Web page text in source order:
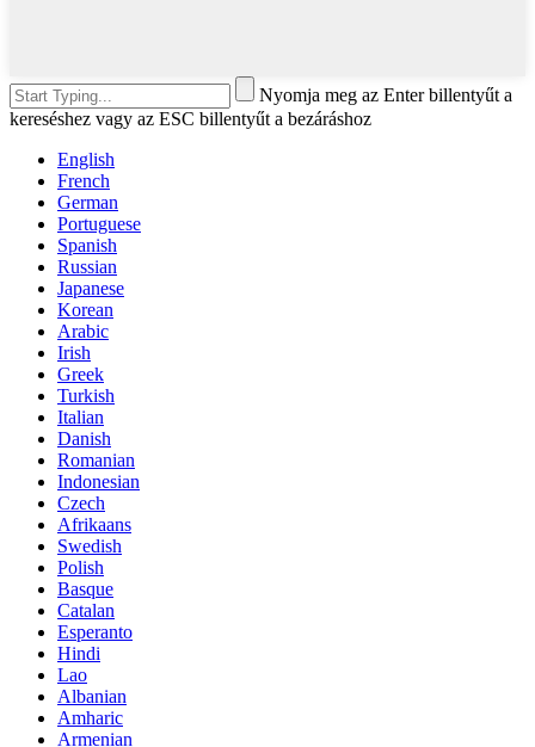
Nyomja meg az Enter billentyűt a
kereséshez vagy az ESC billentyűt a bezáráshoz
English
French
German
Portuguese
Spanish
Russian
Japanese
Korean
Arabic
Irish
Greek
Turkish
Italian
Danish
Romanian
Indonesian
Czech
Afrikaans
Swedish
Polish
Basque
Catalan
Esperanto
Hindi
Lao
Albanian
Amharic
Armenian